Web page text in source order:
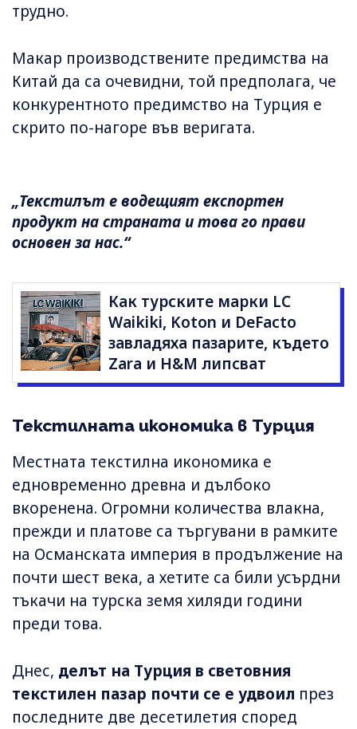
трудно.
Макар производствените предимства на
Китай да са очевидни, той предполага, че
конкурентното предимство на Турция е
скрито по-нагоре във веригата.
„Текстилът е водещият експортен
продукт на страната и това го прави
основен за нас.“
Как турските марки LC
Waikiki, Koton и DeFacto
завладяха пазарите, където
Zara и H&M липсват
Текстилната икономика в Турция
Местната текстилна икономика е
едновременно древна и дълбоко
вкоренена. Огромни количества влакна,
прежди и платове са търгувани в рамките
на Османската империя в продължение на
почти шест века, а хетите са били усърдни
тъкачи на турска земя хиляди години
преди това.
Днес, делът на Турция в световния
текстилен пазар почти се е удвоил през
последните две десетилетия според